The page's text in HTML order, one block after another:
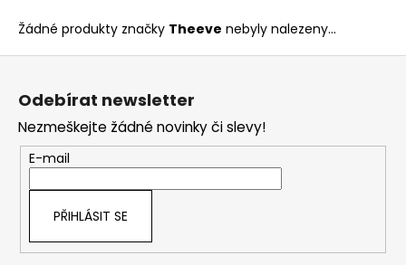
Žádné produkty značky Theeve nebyly nalezeny...
b
u
j
e
t
e
n
a
t
Z
Odebírat newsletter
Nezmeškejte žádné novinky či slevy!
E-mail
PŘIHLÁSIT SE